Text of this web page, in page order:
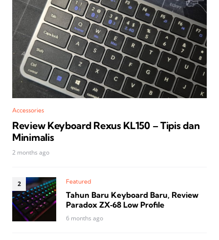
Accessories
Review Keyboard Rexus KL150 – Tipis dan
Minimalis
2 months ago
Featured
Tahun Baru Keyboard Baru, Review
Paradox ZX‑68 Low Profile
6 months ago